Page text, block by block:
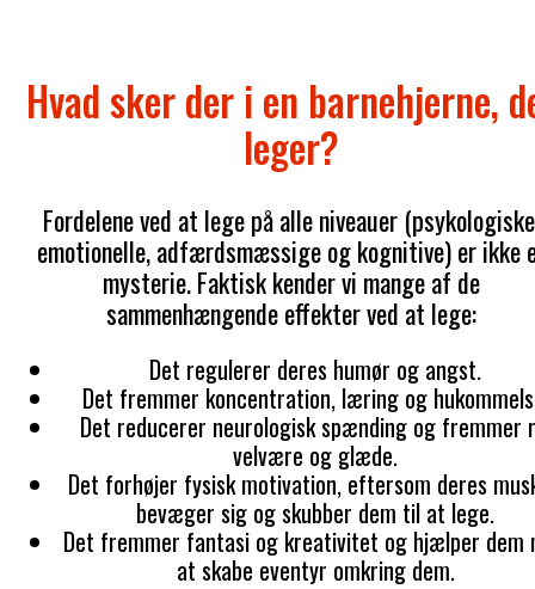
Hvad sker der i en barnehjerne,
leger?
Fordelene ved at lege på alle niveauer
emotionelle, adfærdsmæssige og kognitive) er ikke
mysterie. Faktisk kender vi mange af de
sammenhængende effekter ved at lege:
Det regulerer deres humør og angst.
Det fremmer koncentration, læring og
Det reducerer neurologisk spænding og fremmer
velvære og glæde.
Det forhøjer fysisk motivation, eftersom deres
bevæger sig og skubber dem til at lege.
Det fremmer fantasi og kreativitet og hjælper dem
at skabe eventyr omkring dem.